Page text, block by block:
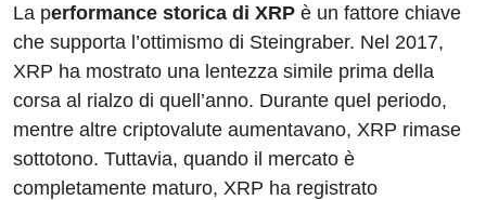
La performance storica di XRP è un fattore chiave
che supporta l’ottimismo di Steingraber. Nel 2017,
XRP ha mostrato una lentezza simile prima della
corsa al rialzo di quell’anno. Durante quel periodo,
mentre altre criptovalute aumentavano, XRP rimase
sottotono. Tuttavia, quando il mercato è
completamente maturo, XRP ha registrato